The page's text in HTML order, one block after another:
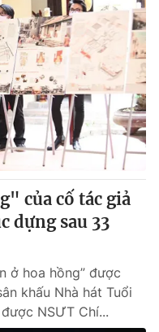
của cố tác giả
dựng sau 33
ở hoa hồng” được
khấu Nhà hát Tuổi
NSƯT Chí...